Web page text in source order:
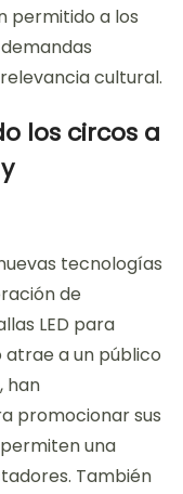
permitido a los
cultural.
los circos a
tecnologías
de
LED para
atrae a un público
han
promocionar sus
una
También